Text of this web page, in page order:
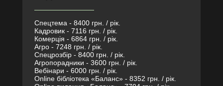
Спецтема - 8400 грн. / рік.
Кадровик - 7116 грн. / рік.
Комерція - 6864 грн. / рік.
Агро - 7248 грн. / рік.
Спецрозбір - 8400 грн. / рік.
Агропорадники - 3600 грн. / рік.
Вебінари - 6000 грн. / рік.
Online бібліотека «Баланс» - 8352 грн. / рік.